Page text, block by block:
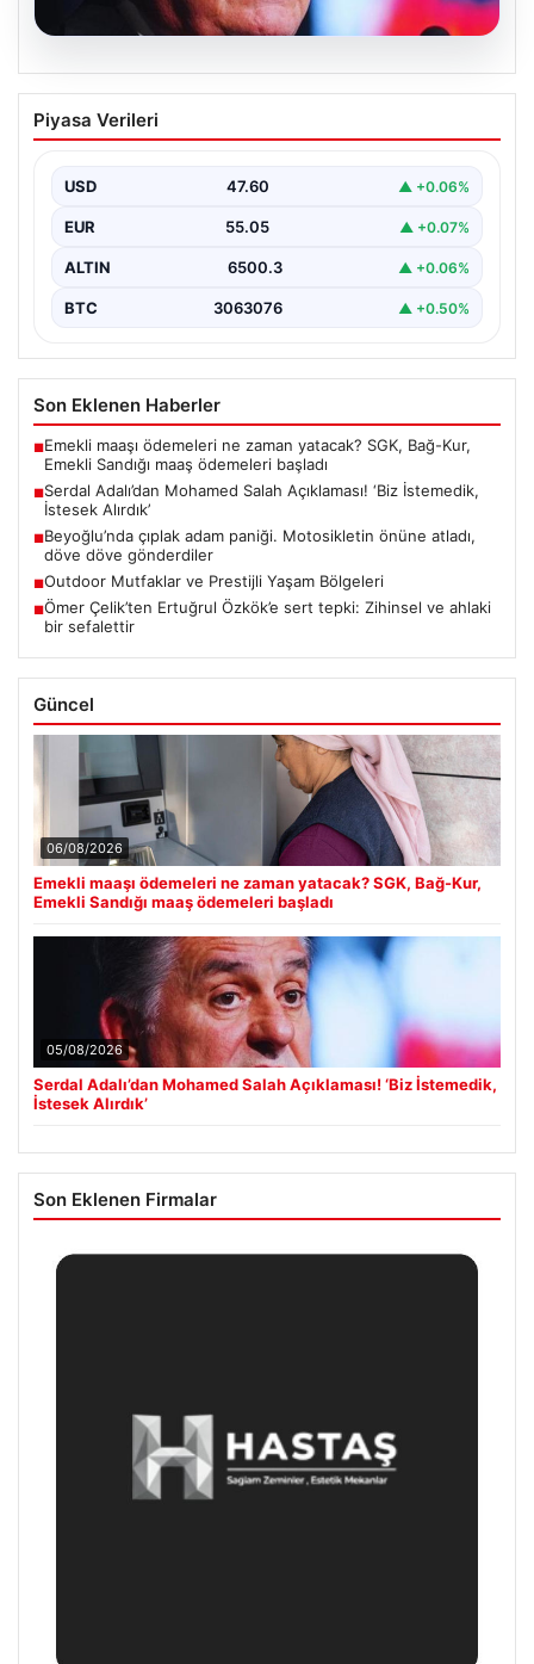
05.08.2026
Serdal Adalı’dan Mohamed Salah
Açıklaması! ‘Biz İstemedik, İstesek
Beşiktaş Başkanı Serdal Adalı, futbol dünyasında sıkça
önemli…
Piyasa Verileri
USD 47.60 ▲ +0.06%
EUR 55.05 ▲ +0.07%
ALTIN 6500.3 ▲ +0.06%
BTC 3063076 ▲ +0.50%
Son Eklenen Haberler
■Emekli maaşı ödemeleri ne zaman yatacak? SGK, Bağ-Kur,
Emekli Sandığı maaş ödemeleri başladı
■Serdal Adalı’dan Mohamed Salah Açıklaması! ‘Biz İstemedik,
İstesek Alırdık’
■Beyoğlu’nda çıplak adam paniği. Motosikletin önüne atladı,
döve döve gönderdiler
■Outdoor Mutfaklar ve Prestijli Yaşam Bölgeleri
■Ömer Çelik’ten Ertuğrul Özkök’e sert tepki: Zihinsel ve ahlaki
bir sefalettir
Güncel
06/08/2026
Emekli maaşı ödemeleri ne zaman yatacak? SGK, Bağ-Kur,
Emekli Sandığı maaş ödemeleri başladı
05/08/2026
Serdal Adalı’dan Mohamed Salah Açıklaması! ‘Biz İstemedik,
İstesek Alırdık’
Son Eklenen Firmalar